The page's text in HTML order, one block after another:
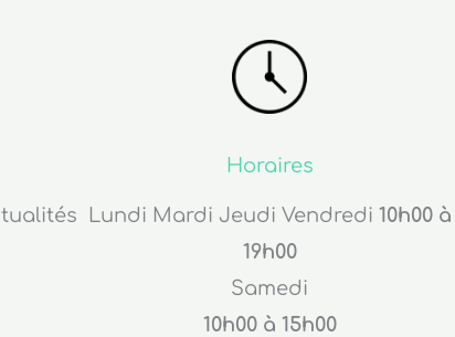
Horaires
Lundi Mardi Jeudi Vendredi 10h00 à
19h00
Samedi
10h00 à 15h00